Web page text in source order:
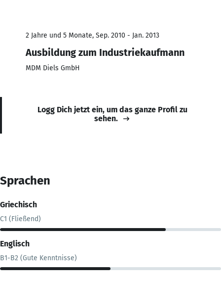
2 Jahre und 5 Monate, Sep. 2010 - Jan. 2013
Ausbildung zum Industriekaufmann
MDM Diels GmbH
Logg Dich jetzt ein, um das ganze Profil zu
sehen.
Sprachen
Griechisch
C1 (Fließend)
Englisch
B1-B2 (Gute Kenntnisse)